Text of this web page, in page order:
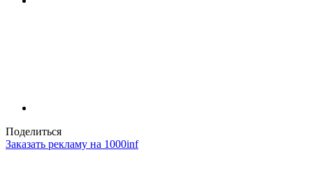
Поделиться
Заказать рекламу на 1000inf